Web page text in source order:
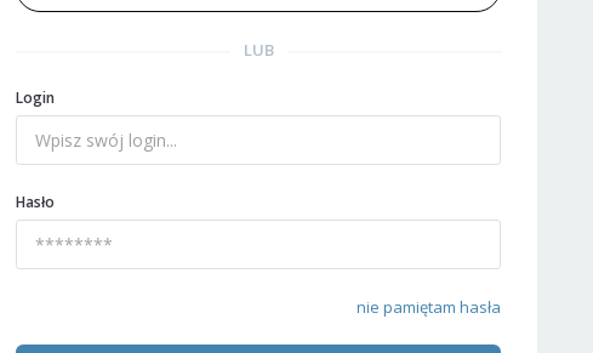
LUB
Login
Hasło
nie pamiętam hasła